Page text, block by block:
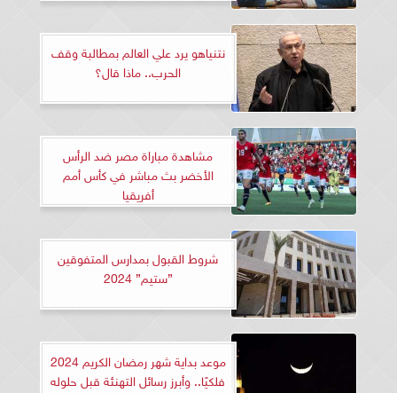
نتنياهو يرد علي العالم بمطالبة وقف
الحرب.. ماذا قال؟
مشاهدة مباراة مصر ضد الرأس
الأخضر بث مباشر في كأس أمم
أفريقيا
شروط القبول بمدارس المتفوقين
”ستيم” 2024
موعد بداية شهر رمضان الكريم 2024
فلكيًا.. وأبرز رسائل التهنئة قبل حلوله